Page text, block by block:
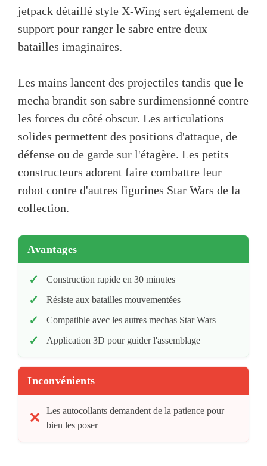
jetpack détaillé style X-Wing sert également de
support pour ranger le sabre entre deux
batailles imaginaires.
Les mains lancent des projectiles tandis que le
mecha brandit son sabre surdimensionné contre
les forces du côté obscur. Les articulations
solides permettent des positions d'attaque, de
défense ou de garde sur l'étagère. Les petits
constructeurs adorent faire combattre leur
robot contre d'autres figurines Star Wars de la
collection.
Avantages
Construction rapide en 30 minutes
Résiste aux batailles mouvementées
Compatible avec les autres mechas Star Wars
Application 3D pour guider l'assemblage
Inconvénients
Les autocollants demandent de la patience pour
bien les poser